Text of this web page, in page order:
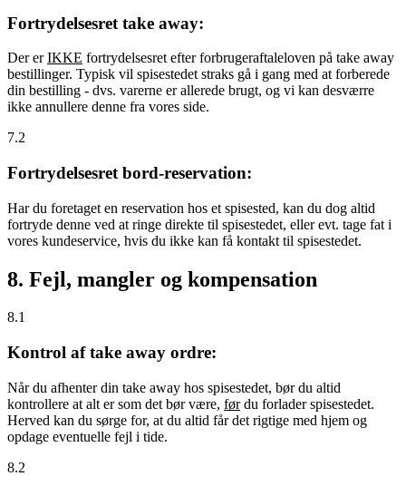
Fortrydelsesret take away:
Der erIKKE fortrydelsesret efter forbrugeraftaleloven på take away
bestillinger. Typisk vil spisestedet straks gå i gang med at forberede
din bestilling - dvs. varerne er allerede brugt, og vi kan desværre
ikke annullere denne fra vores side.
7.2
Fortrydelsesret bord-reservation:
Har du foretaget en reservation hos et spisested, kan du dog altid
fortryde denne ved at ringe direkte til spisestedet, eller evt. tage fat i
vores kundeservice, hvis du ikke kan få kontakt til spisestedet.
8. Fejl, mangler og kompensation
8.1
Kontrol af take away ordre:
Når du afhenter din take away hos spisestedet, bør du altid
kontrollere at alt er som det bør være, førdu forlader spisestedet.
Herved kan du sørge for, at du altid får det rigtige med hjem og
opdage eventuelle fejl i tide.
8.2